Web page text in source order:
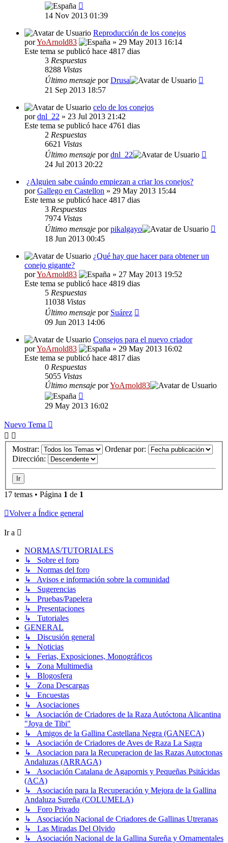
14 Nov 2013 01:39
Reproducción de los conejos
porYoArnold83
» 29 May 2013 16:14
Este tema se publicó hace 4817 dias
3 Respuestas
8288 Vistas
Último mensaje porDrusa
21 Sep 2013 18:57
celo de los conejos
pordnl_22 » 23 Jul 2013 21:42
Este tema se publicó hace 4761 dias
2 Respuestas
6621 Vistas
Último mensaje pordnl_22
24 Jul 2013 20:22
¿Alguien sabe cuándo empiezan a criar los conejos?
porGallego en Castellon » 29 May 2013 15:44
Este tema se publicó hace 4817 dias
3 Respuestas
7974 Vistas
Último mensaje porpikalgayo
18 Jun 2013 00:45
¿Qué hay que hacer para obtener un
conejo gigante?
porYoArnold83
» 27 May 2013 19:52
Este tema se publicó hace 4819 dias
5 Respuestas
11038 Vistas
Último mensaje por Suárez
09 Jun 2013 14:06
Consejos para el nuevo criador
porYoArnold83
» 29 May 2013 16:02
Este tema se publicó hace 4817 dias
0 Respuestas
5055 Vistas
Último mensaje porYoArnold83
29 May 2013 16:02
Nuevo Tema
Mostrar:
Ordenar por:
Dirección:
17 temas • Página 1 de 1
Volver a Índice general
Ir a
NORMAS/TUTORIALES
↳ Sobre el foro
↳ Normas del foro
↳ Avisos e información sobre la comunidad
↳ Sugerencias
↳ Pruebas/Papelera
↳ Presentaciones
↳ Tutoriales
GENERAL
↳ Discusión general
↳ Noticias
↳ Ferias, Exposiciones, Monográficos
↳ Zona Multimedia
↳ Blogosfera
↳ Zona Descargas
↳ Encuestas
↳ Asociaciones
↳ Asociación de Criadores de la Raza Autóctona Alicantina
"Joya de Tibi"
↳ Amigos de la Gallina Castellana Negra (GANECA)
↳ Asociación de Criadores de Aves de Raza La Sagra
↳ Asociacion para la Recuperacion de las Razas Autoctonas
Andaluzas (ARRAGA)
↳ Asociación Catalana de Agapornis y Pequeñas Psitácidas
(ACA)
↳ Asociación para la Recuperación y Mejora de la Gallina
Andaluza Sureña (COLUMELA)
↳ Foro Privado
↳ Asociación Nacional de Criadores de Gallinas Utreranas
↳ Las Miradas Del Olvido
↳ Asociación Nacional de la Gallina Sureña y Ornamentales